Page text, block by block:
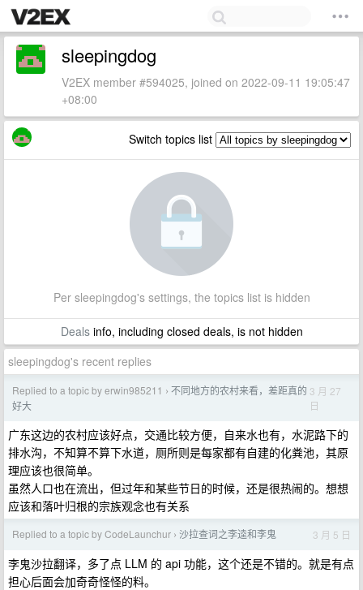
sleepingdog
V2EX member #594025, joined on 2022-09-11 19:05:47
+08:00
Switch topics list
Per sleepingdog's settings, the topics list is hidden
Dealsinfo, including closed deals, is not hidden
sleepingdog's recent replies
Replied to a topic by erwin985211 › 不同地方的农村来看，差距真的
好大
3 月 27
日
广东这边的农村应该好点，交通比较方便，自来水也有，水泥路下的
排水沟，不知算不算下水道，厕所则是每家都有自建的化粪池，其原
理应该也很简单。
虽然人口也在流出，但过年和某些节日的时候，还是很热闹的。想想
应该和落叶归根的宗族观念也有关系
Replied to a topic by CodeLaunchur › 沙拉查词之李逵和李鬼 3 月 5 日
李鬼沙拉翻译，多了点 LLM 的 api 功能，这个还是不错的。就是有点
担心后面会加奇奇怪怪的料。